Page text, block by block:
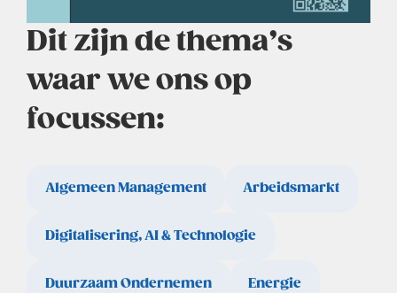
Dit zijn de thema’s
waar we ons op
focussen:
Algemeen Management Arbeidsmarkt
Digitalisering, AI & Technologie
Duurzaam Ondernemen Energie